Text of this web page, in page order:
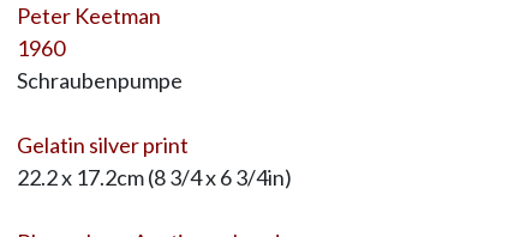
Peter Keetman
1960
Schraubenpumpe
Gelatin silver print
22.2 x 17.2cm (8 3/4 x 6 3/4in)